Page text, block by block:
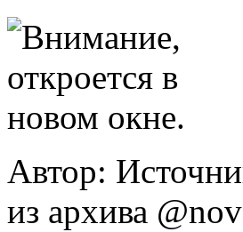
Автор:
из архива